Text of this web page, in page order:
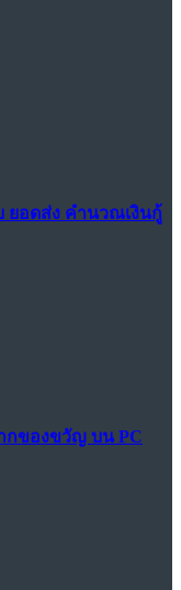
ยอดส่ง คำนวณเงินกู้
กของขวัญ บน PC